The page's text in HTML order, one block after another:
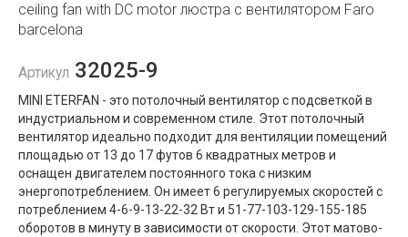
ceiling fan with DC motor люстра с вентилятором Faro
barcelona
Артикул 32025-9
MINI ETERFAN - это потолочный вентилятор с подсветкой в ​​
индустриальном и современном стиле. Этот потолочный
вентилятор идеально подходит для вентиляции помещений
площадью от 13 до 17 футов 6 квадратных метров и
оснащен двигателем постоянного тока с низким
энергопотреблением. Он имеет 6 регулируемых скоростей с
потреблением 4-6-9-13-22-32 Вт и 51-77-103-129-155-185
оборотов в минуту в зависимости от скорости. Этот матово-